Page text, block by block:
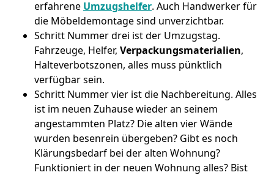
erfahrene Umzugshelfer. Auch Handwerker für
die Möbeldemontage sind unverzichtbar.
Schritt Nummer drei ist der Umzugstag.
Fahrzeuge, Helfer, Verpackungsmaterialien,
Halteverbotszonen, alles muss pünktlich
verfügbar sein.
Schritt Nummer vier ist die Nachbereitung. Alles
ist im neuen Zuhause wieder an seinem
angestammten Platz? Die alten vier Wände
wurden besenrein übergeben? Gibt es noch
Klärungsbedarf bei der alten Wohnung?
Funktioniert in der neuen Wohnung alles? Bist